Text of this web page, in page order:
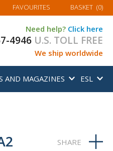
FAVOURITES MY BASKET
BASKET (0)
Need help? Click here
4946 U.S. TOLL FREE
We ship worldwide
AND MAGAZINES ESL